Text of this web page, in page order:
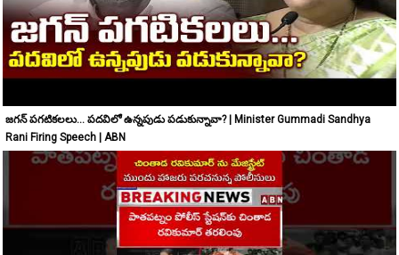
జగన్ పగటికలలు... పదవిలో ఉన్నపుడు పడుకున్నావా? | Minister Gummadi Sandhya
Rani Firing Speech | ABN